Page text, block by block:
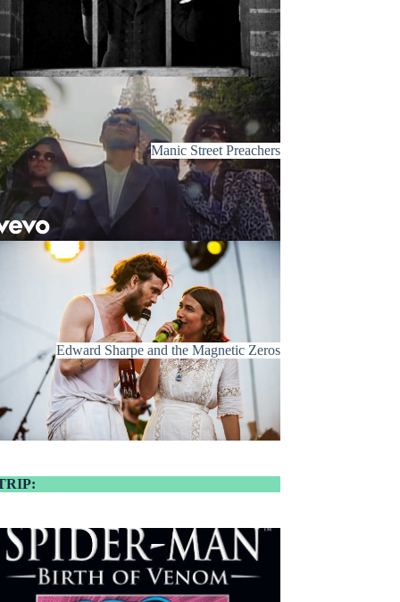
Manic Street Preachers
Edward Sharpe and the Magnetic Zeros